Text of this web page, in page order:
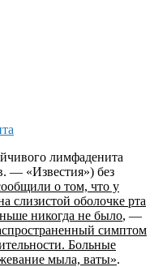
лимфаденита
— «Известия») без
о том, что у
слизистой оболочке рта
никогда не было, —
симптом
Больные
мыла, ваты».